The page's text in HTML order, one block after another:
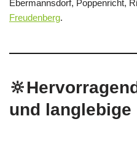
Ebermannsdorf, Poppenricht,
Freudenberg.
und langlebige